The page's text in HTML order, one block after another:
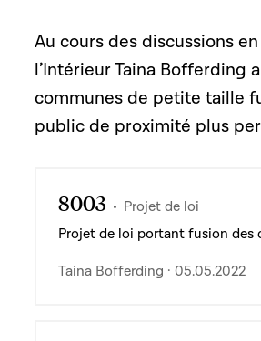
Au cours des discussions
l’Intérieur Taina Bofferding
communes de petite taille
public de proximité plus
8003 Projet de loi
Projet de loi portant fusion des
Taina Bofferding · 05.05.2022